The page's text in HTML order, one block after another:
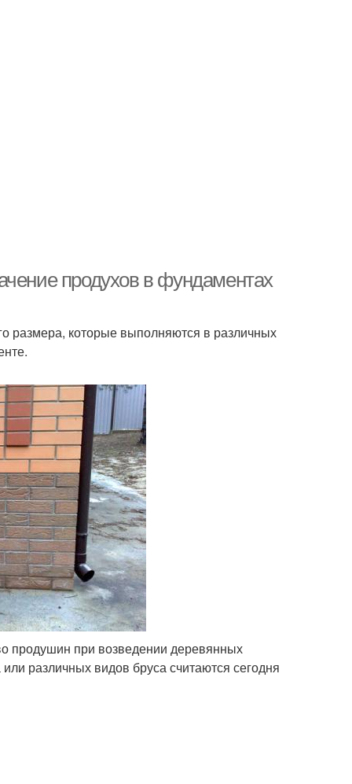
продухов в фундаментах
размера, которые выполняются в различных
продушин при возведении деревянных
различных видов бруса считаются сегодня